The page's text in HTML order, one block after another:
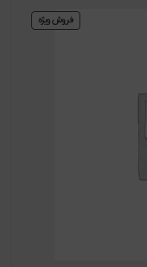
فروش ویژه